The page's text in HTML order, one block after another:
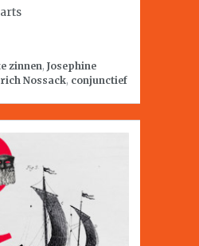
zinnen, Josephine
Nossack, conjunctief